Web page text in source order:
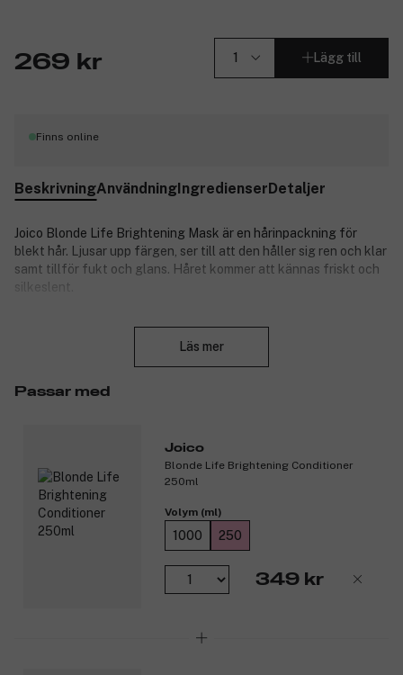
269 kr Lägg till
Finns online
BeskrivningAnvändningIngredienserDetaljer
Joico Blonde Life Brightening Mask är en hårinpackning för
blekt hår. Ljusar upp färgen, ser till att den håller sig ren och klar
samt tillför fukt och glans. Håret kommer att kännas friskt och
silkeslent.
Läs mer
Passar med
Joico
Blonde Life Brightening Conditioner
250ml
Volym (ml)
1000 250
349 kr